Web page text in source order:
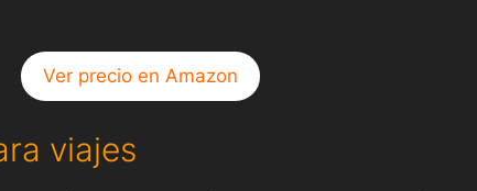
Ver precio en Amazon
viajes